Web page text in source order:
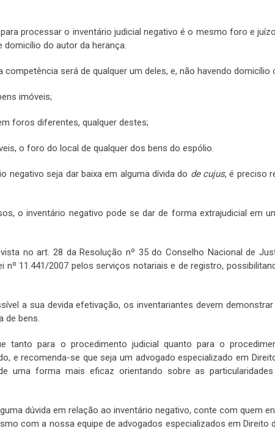
processar o inventário judicial negativo é o mesmo foro e
do autor da herança.
competência será de qualquer um deles, e, não havendo
imóveis;
foros diferentes, qualquer destes;
o foro do local de qualquer dos bens do espólio.
negativo seja dar baixa em alguma dívida do de cujus, é preciso
o inventário negativo pode se dar de forma extrajudicial em
no art. 28 da Resolução nº 35 do Conselho Nacional de
nº 11.441/2007 pelos serviços notariais e de registro,
a sua devida efetivação, os inventariantes devem
de bens.
tanto para o procedimento judicial quanto para o
e recomenda-se que seja um advogado especializado em
uma forma mais eficaz orientando sobre as
dúvida em relação ao inventário negativo, conte com quem
com a nossa equipe de advogados especializados em Direito